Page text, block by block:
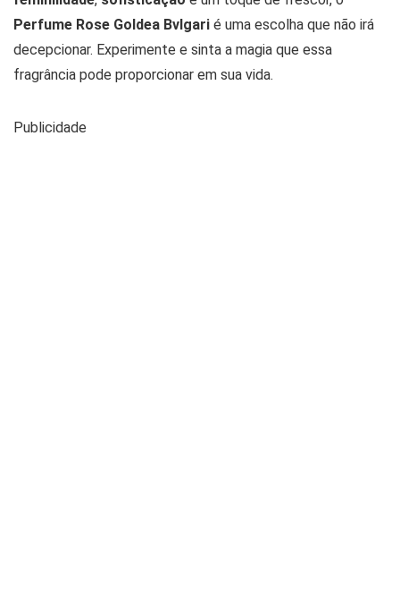
Perfume Rose Goldea Bvlgari é uma escolha que não irá
decepcionar. Experimente e sinta a magia que essa
fragrância pode proporcionar em sua vida.
Publicidade